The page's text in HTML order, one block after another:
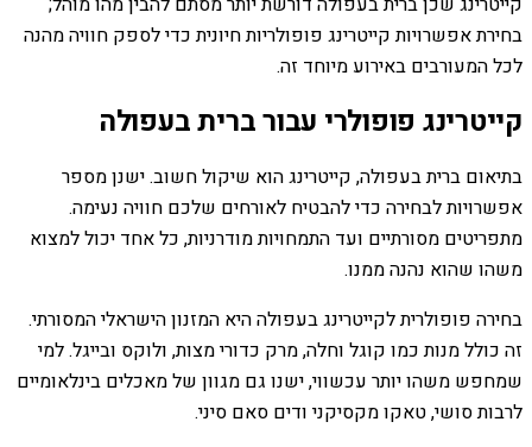
בחירת אפשרויות קייטרינג פופולריות חיונית כדי לספק חוויה מהנה
לכל המעורבים באירוע מיוחד זה.
קייטרינג פופולרי עבור ברית בעפולה
בתיאום ברית בעפולה, קייטרינג הוא שיקול חשוב. ישנן מספר
אפשרויות לבחירה כדי להבטיח לאורחים שלכם חוויה נעימה.
מתפריטים מסורתיים ועד התמחויות מודרניות, כל אחד יכול למצוא
משהו שהוא נהנה ממנו.
בחירה פופולרית לקייטרינג בעפולה היא המזנון הישראלי המסורתי.
זה כולל מנות כמו קוגל וחלה, מרק כדורי מצות, ולוקס ובייגל. למי
שמחפש משהו יותר עכשווי, ישנו גם מגוון של מאכלים בינלאומיים
לרבות סושי, טאקו מקסיקני ודים סאם סיני.